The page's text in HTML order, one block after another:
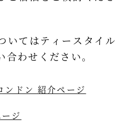
いてはティースタイル
わせください。
ンドン 紹介ページ
ジ